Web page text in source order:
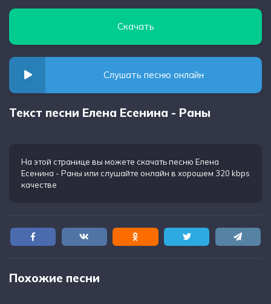
Скачать
Слушать песню онлайн
Текст песни Елена Есенина - Раны
На этой странице вы можете скачать песню Елена
Есенина - Раны или слушайте онлайн в хорошем 320 kbps
качестве
Похожие песни